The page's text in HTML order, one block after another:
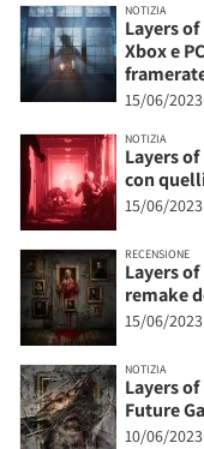
NOTIZIA
Layers
Xbox e
15/06/2023
NOTIZIA
Layers
con
15/06/2023
RECENSIONE
Layers
remake
15/06/2023
NOTIZIA
Layers
Future
10/06/2023